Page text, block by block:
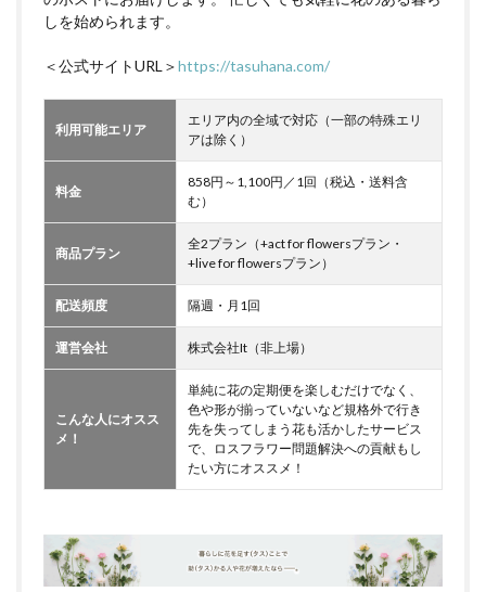
しを始められます。
＜公式サイトURL＞https://tasuhana.com/
利用可能エリア
エリア内の全域で対応（一部の特殊エリ
アは除く）
料金
858円～1,100円／1回（税込・送料含
む）
商品プラン
全2プラン（+act for flowersプラン・
+live for flowersプラン）
配送頻度 隔週・月1回
運営会社 株式会社It（非上場）
こんな人にオスス
メ！
単純に花の定期便を楽しむだけでなく、
色や形が揃っていないなど規格外で行き
先を失ってしまう花も活かしたサービス
で、ロスフラワー問題解決への貢献もし
たい方にオススメ！